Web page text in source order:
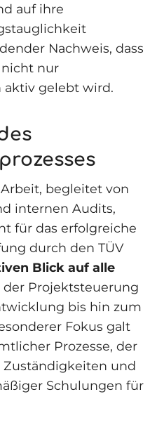
auf ihre
Nachweis, dass
nur
gelebt wird.
begleitet von
internen Audits,
für das erfolgreiche
durch den TÜV
Blick auf alle
der Projektsteuerung
bis hin zum
Fokus galt
Prozesse, der
und
Schulungen für